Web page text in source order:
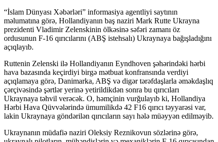
“İslam Dünyası Xəbərləri” informasiya agentliyi saytının
məlumatına görə, Hollandiyanın baş naziri Mark Rutte Ukrayna
prezidenti Vladimir Zelenskinin ölkəsinə səfəri zamanı öz
ordusunun F-16 qırıcılarını (ABŞ istehsalı) Ukraynaya bağışladığını
açıqlayıb.
Ruttenin Zelenski ilə Hollandiyanın Eyndhoven şəhərindəki hərbi
hava bazasında keçirdiyi birgə mətbuat konfransında verdiyi
açıqlamaya görə, Danimarka, ABŞ və digər tərəfdaşlarla əməkdaşlıq
çərçivəsində şərtlər yerinə yetirildikdən sonra bu qırıcıları
Ukraynaya təhvil verəcək. O, həmçinin vurğulayıb ki, Hollandiya
Hərbi Hava Qüvvələrində ümumilikdə 42 F16 qırıcı təyyarəsi var,
lakin Ukraynaya göndərilən qırıcıların sayı hələ müəyyən edilməyib.
Ukraynanın müdafiə naziri Oleksiy Reznikovun sözlərinə görə,